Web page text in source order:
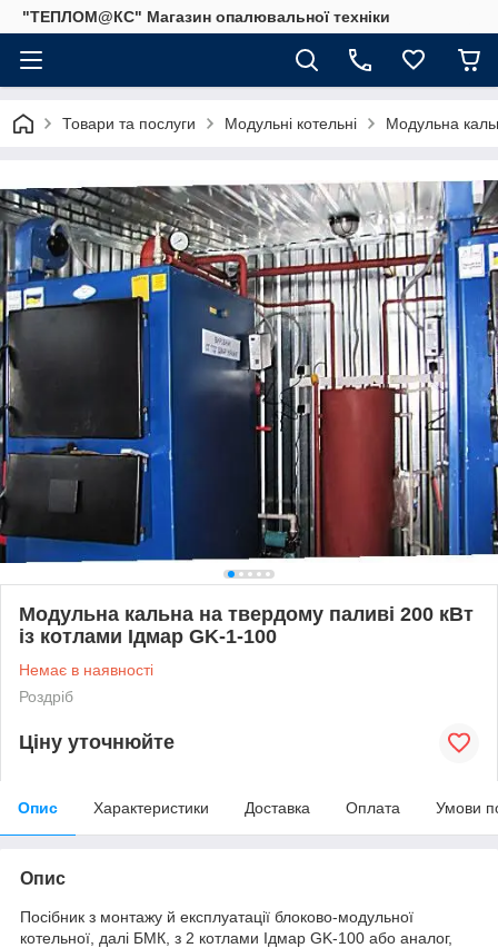
"ТЕПЛОМ@КС" Магазин опалювальної техніки
Товари та послуги Модульні котельні Модульна
Модульна кальна на твердому паливі 200 кВт
із котлами Ідмар GK-1-100
Немає в наявності
Роздріб
Ціну уточнюйте
Опис Характеристики Доставка Оплата Умови
Опис
Посібник з монтажу й експлуатації блоково-модульної
котельної, далі БМК, з 2 котлами Ідмар GK-100 або аналог,